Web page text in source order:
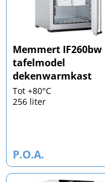
Memmert IF260bw
tafelmodel
dekenwarmkast
Tot +80°C
256 liter
P.O.A.